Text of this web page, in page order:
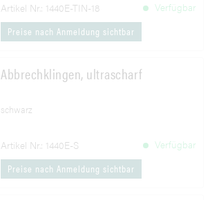
Artikel Nr.: 1440E-TIN-18
Verfügbar
Preise nach Anmeldung sichtbar
Abbrechklingen, ultrascharf
schwarz
Artikel Nr.: 1440E-S
Verfügbar
Preise nach Anmeldung sichtbar